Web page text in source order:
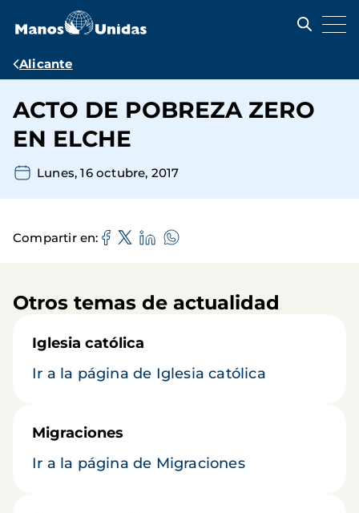
contenido
Ruta
navegación
Alicante
ACTO DE POBREZA ZERO
EN ELCHE
Lunes, 16 octubre, 2017
Compartir en
Otros temas de actualidad
Iglesia católica
Ir a la página de Iglesia católica
Migraciones
Ir a la página de Migraciones